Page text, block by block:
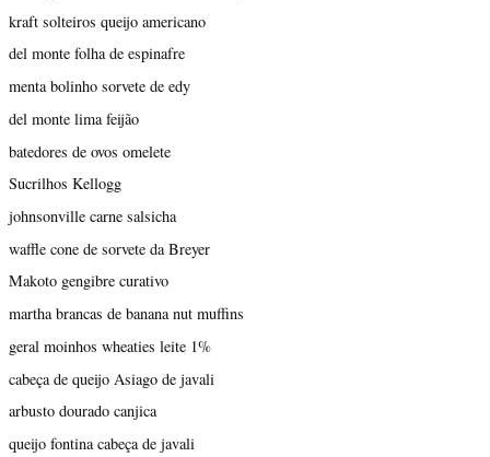
kraft solteiros queijo americano
del monte folha de espinafre
menta bolinho sorvete de edy
del monte lima feijão
batedores de ovos omelete
Sucrilhos Kellogg
johnsonville carne salsicha
waffle cone de sorvete da Breyer
Makoto gengibre curativo
martha brancas de banana nut muffins
geral moinhos wheaties leite 1%
cabeça de queijo Asiago de javali
arbusto dourado canjica
queijo fontina cabeça de javali